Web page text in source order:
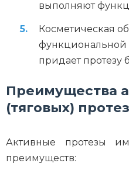
выполняют
Косметическая
функциональной
придает протезу
Преимущества
(тяговых)
Активные протезы
преимуществ: